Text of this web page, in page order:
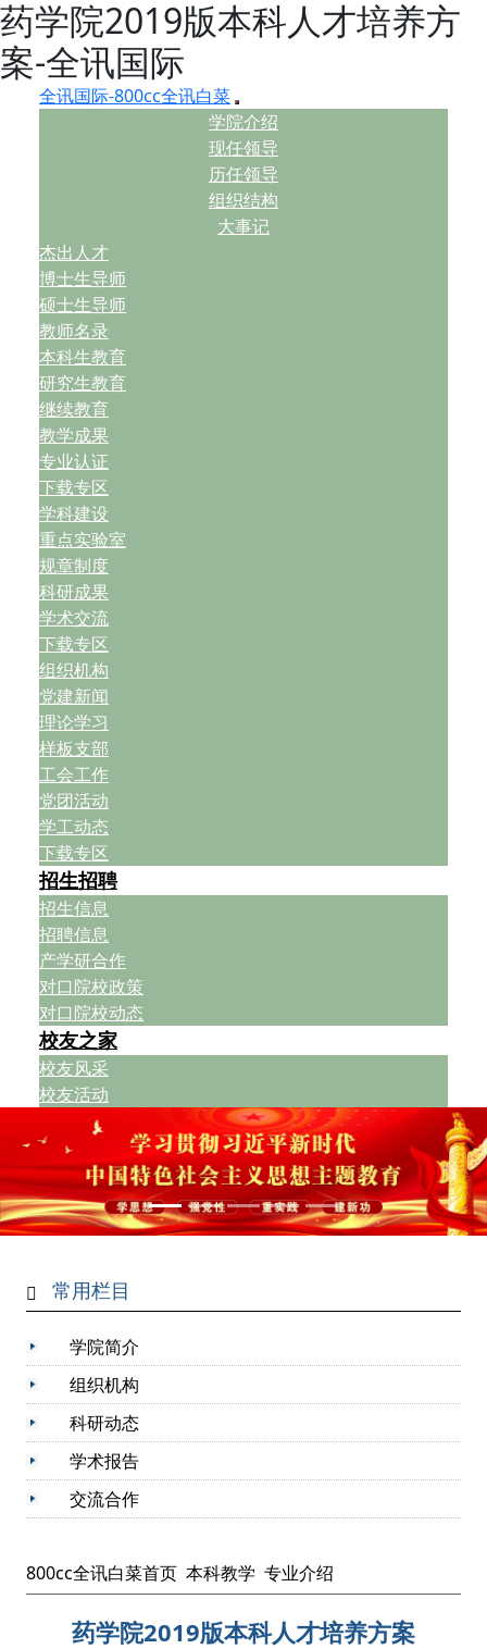
药学院2019版本科人才培养方
案-全讯国际
全讯国际-800cc全讯白菜
学院介绍
现任领导
历任领导
组织结构
大事记
杰出人才
博士生导师
硕士生导师
教师名录
本科生教育
研究生教育
继续教育
教学成果
专业认证
下载专区
学科建设
重点实验室
规章制度
科研成果
学术交流
下载专区
组织机构
党建新闻
理论学习
样板支部
工会工作
党团活动
学工动态
下载专区
招生招聘
招生信息
招聘信息
产学研合作
对口院校政策
对口院校动态
校友之家
校友风采
校友活动
常用栏目
学院简介
组织机构
科研动态
学术报告
交流合作
800cc全讯白菜首页 本科教学 专业介绍
药学院2019版本科人才培养方案